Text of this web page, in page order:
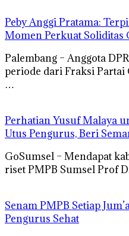
Peby Anggi Pratama:
Momen Perkuat Soliditas
Palembang – Anggota
periode dari Fraksi Partai
…
Perhatian Yusuf Malaya
Utus Pengurus, Beri
GoSumsel – Mendapat
riset PMPB Sumsel Prof
Senam PMPB Setiap
Pengurus Sehat